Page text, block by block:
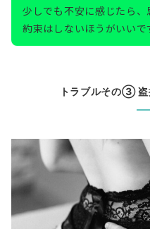
少しでも不安に感じたら、
約束はしないほうがいいで
トラブルその③ 盗